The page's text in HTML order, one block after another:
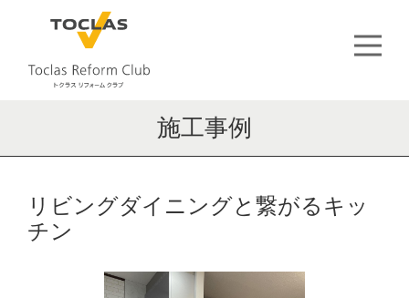
施工事例
リビングダイニングと繋がるキッ
チン